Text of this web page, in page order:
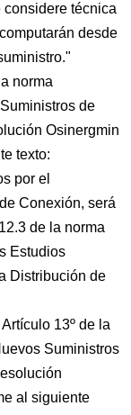
considere técnica
desde
norma
de
Osinergmin
texto:
por el
Conexión, será
de la norma
Estudios
Distribución de
13º de la
Suministros
al siguiente